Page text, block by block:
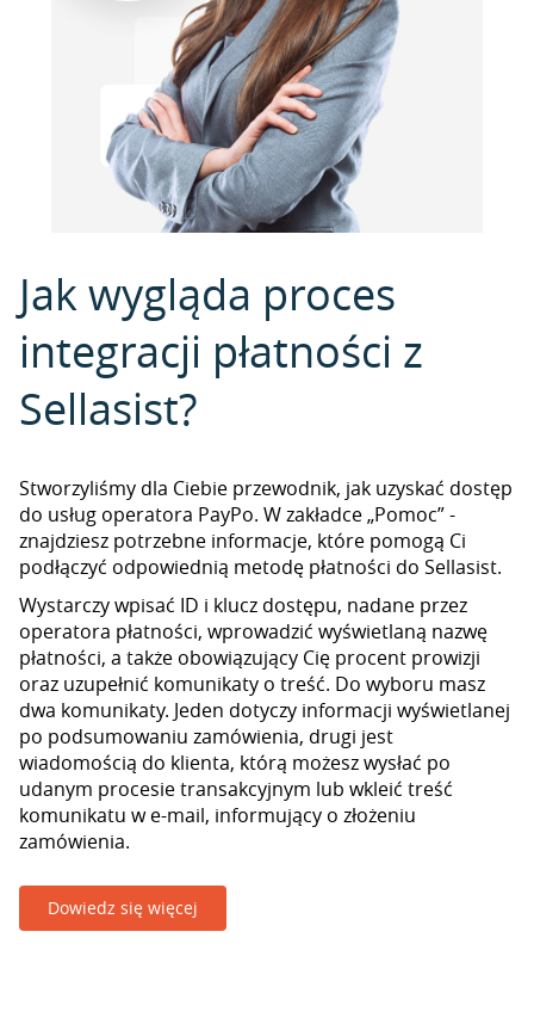
Jak wygląda proces
integracji płatności z
Sellasist?
Stworzyliśmy dla Ciebie przewodnik, jak uzyskać dostęp
do usług operatora PayPo. W zakładce „Pomoc” -
znajdziesz potrzebne informacje, które pomogą Ci
podłączyć odpowiednią metodę płatności do Sellasist.
Wystarczy wpisać ID i klucz dostępu, nadane przez
operatora płatności, wprowadzić wyświetlaną nazwę
płatności, a także obowiązujący Cię procent prowizji
oraz uzupełnić komunikaty o treść. Do wyboru masz
dwa komunikaty. Jeden dotyczy informacji wyświetlanej
po podsumowaniu zamówienia, drugi jest
wiadomością do klienta, którą możesz wysłać po
udanym procesie transakcyjnym lub wkleić treść
komunikatu w e-mail, informujący o złożeniu
zamówienia.
Dowiedz się więcej